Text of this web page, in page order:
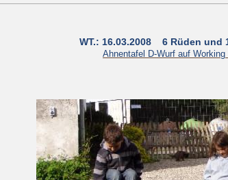
WT.: 16.03.2008 6 Rüden und
Ahnentafel D-Wurf auf Working